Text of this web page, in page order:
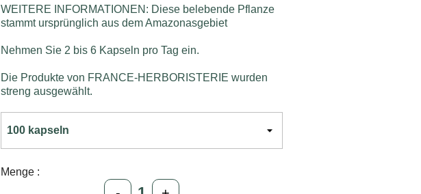
WEITERE INFORMATIONEN: Diese belebende Pflanze
stammt ursprünglich aus dem Amazonasgebiet
Nehmen Sie 2 bis 6 Kapseln pro Tag ein.
Die Produkte von FRANCE-HERBORISTERIE wurden
streng ausgewählt.
Menge :